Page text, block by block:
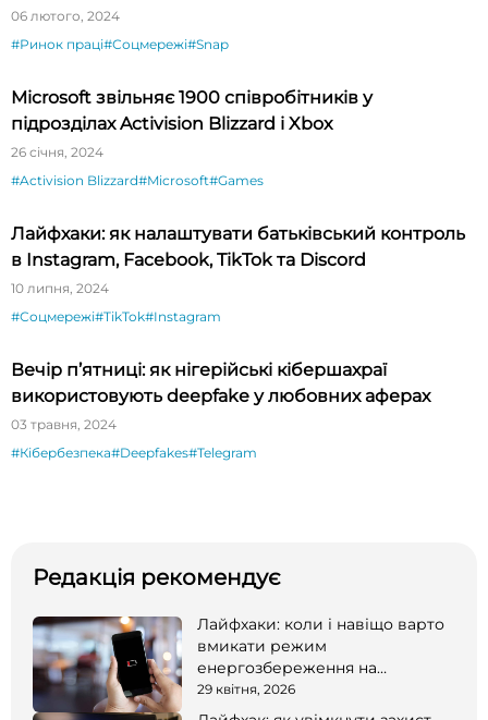
06 лютого, 2024
#Ринок праці#Соцмережі#Snap
Microsoft звільняє 1900 співробітників у
підрозділах Activision Blizzard і Xbox
26 січня, 2024
#Activision Blizzard#Microsoft#Games
Лайфхаки: як налаштувати батьківський контроль
в Instagram, Facebook, TikTok та Discord
10 липня, 2024
#Соцмережі#TikTok#Instagram
Вечір п’ятниці: як нігерійські кібершахраї
використовують deepfake у любовних аферах
03 травня, 2024
#Кібербезпека#Deepfakes#Telegram
Редакція рекомендує
Лайфхаки: коли і навіщо варто
вмикати режим
енергозбереження на
смартфоні
29 квітня, 2026